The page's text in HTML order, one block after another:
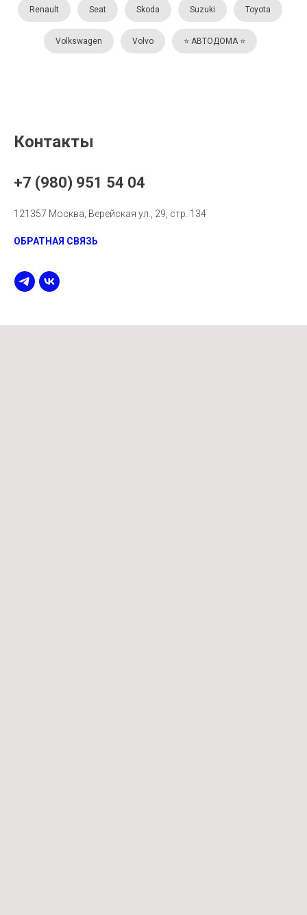
Renault Seat Skoda Suzuki Toyota
Volkswagen Volvo ⭐️ АВТОДОМА ⭐️
Контакты
+7 (980) 951 54 04
121357 Москва, Верейская ул., 29, стр. 134
ОБРАТНАЯ СВЯЗЬ